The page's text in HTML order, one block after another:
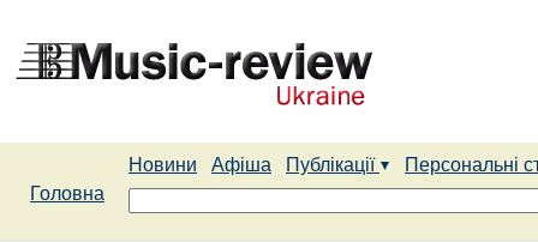
Новини Афіша Публікації
Персональні
Головна